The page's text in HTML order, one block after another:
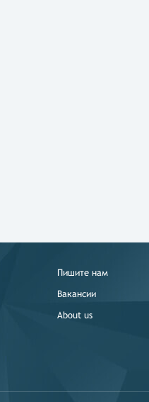
Пишите нам
Вакансии
About us